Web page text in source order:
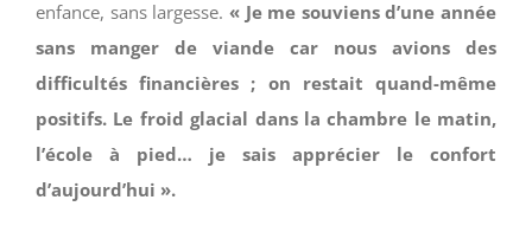
enfance, sans largesse. « Je me souviens d’une année
sans manger de viande car nous avions des
difficultés financières ; on restait quand-même
positifs. Le froid glacial dans la chambre le matin,
l’école à pied… je sais apprécier le confort
d’aujourd’hui ».